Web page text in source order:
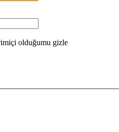
olduğumu gizle